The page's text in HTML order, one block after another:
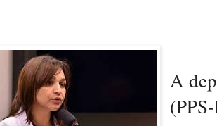
A